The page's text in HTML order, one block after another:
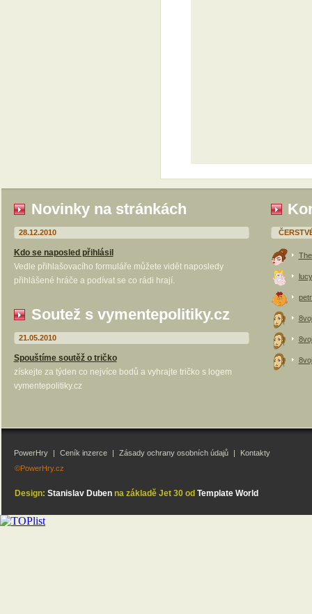
Novinky na stránkách
28.12.2010
Kdo se naposled přihlásil
Vedle přihlašovacího formuláře můžete vidět naposledy
přihlášené hráče a podívat se co rádi hrají.
Soutež s vymentepolitiky.cz
21.05.2010
Spouštíme soutěž o tričko
získejte za týden co nejvíce bodů a vyhrajte tričko s logem
vymentepolitiky.cz
PowerHry | Ceník inzerce | Zásady ochrany osobních údajů |
Kontakty
©PowerHry.cz
Design: Stanislav Dubenna základě Jet 30 od Template World